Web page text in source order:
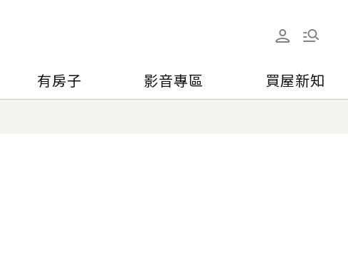
有房子 影音專區 買屋新知